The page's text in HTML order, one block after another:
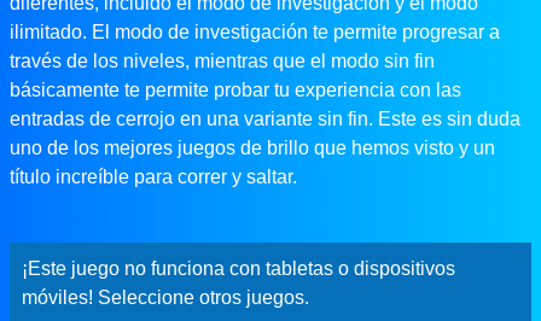
ilimitado. El modo de investigación te permite progresar a
través de los niveles, mientras que el modo sin fin
básicamente te permite probar tu experiencia con las
entradas de cerrojo en una variante sin fin. Este es sin duda
uno de los mejores juegos de brillo que hemos visto y un
título increíble para correr y saltar.
¡Este juego no funciona con tabletas o dispositivos
móviles! Seleccione otros juegos.